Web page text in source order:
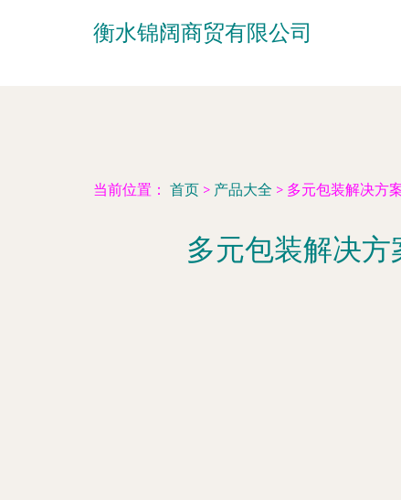
衡水锦阔商贸有限公司
当前位置： 首页 > 产品大全 > 多元包装解决方
多元包装解决